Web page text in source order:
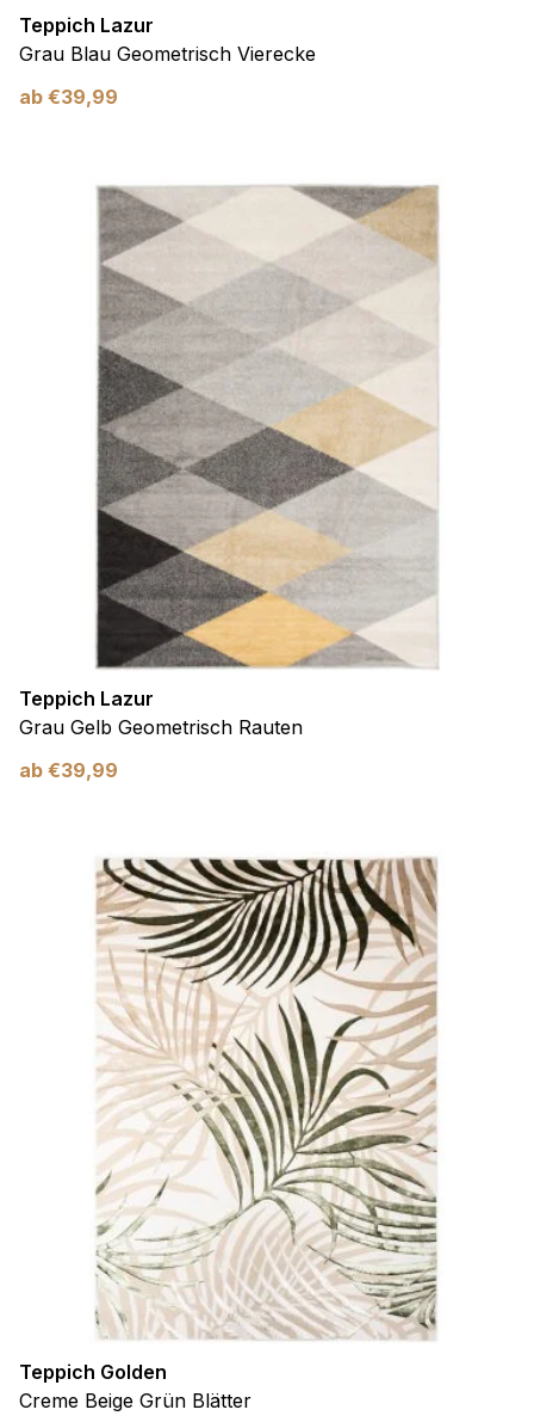
Teppich Lazur
Grau Blau Geometrisch Vierecke
ab €39,99
Teppich Lazur
Grau Gelb Geometrisch Rauten
ab €39,99
Teppich Golden
Creme Beige Grün Blätter